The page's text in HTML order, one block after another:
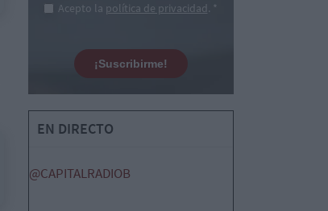
Acepto la política de privacidad. *
¡Suscribirme!
EN DIRECTO
@CAPITALRADIOB